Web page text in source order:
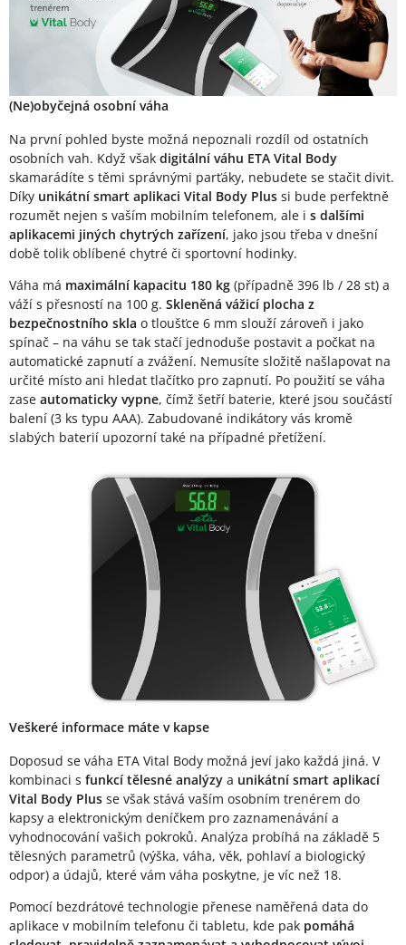
(Ne)obyčejná osobní váha
Na první pohled byste možná nepoznali rozdíl od ostatních
osobních vah. Když však digitální váhu ETA Vital Body
skamarádíte s těmi správnými parťáky, nebudete se stačit divit.
Díky unikátní smart aplikaci Vital Body Plus si bude perfektně
rozumět nejen s vaším mobilním telefonem, ale i s dalšími
aplikacemi jiných chytrých zařízení, jako jsou třeba v dnešní
době tolik oblíbené chytré či sportovní hodinky.
Váha má maximální kapacitu 180 kg (případně 396 lb / 28 st) a
váží s přesností na 100 g. Skleněná vážicí plocha z
bezpečnostního skla o tloušťce 6 mm slouží zároveň i jako
spínač – na váhu se tak stačí jednoduše postavit a počkat na
automatické zapnutí a zvážení. Nemusíte složitě našlapovat na
určité místo ani hledat tlačítko pro zapnutí. Po použití se váha
zase automaticky vypne, čímž šetří baterie, které jsou součástí
balení (3 ks typu AAA). Zabudované indikátory vás kromě
slabých baterií upozorní také na případné přetížení.
Veškeré informace máte v kapse
Doposud se váha ETA Vital Body možná jeví jako každá jiná. V
kombinaci s funkcí tělesné analýzy a unikátní smart aplikací
Vital Body Plus se však stává vaším osobním trenérem do
kapsy a elektronickým deníčkem pro zaznamenávání a
vyhodnocování vašich pokroků. Analýza probíhá na základě 5
tělesných parametrů (výška, váha, věk, pohlaví a biologický
odpor) a údajů, které vám váha poskytne, je víc než 18.
Pomocí bezdrátové technologie přenese naměřená data do
aplikace v mobilním telefonu či tabletu, kde pak pomáhá